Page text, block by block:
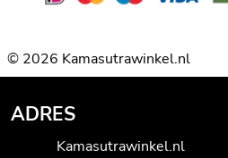
© 2026 Kamasutrawinkel.nl
ADRES
Kamasutrawinkel.nl